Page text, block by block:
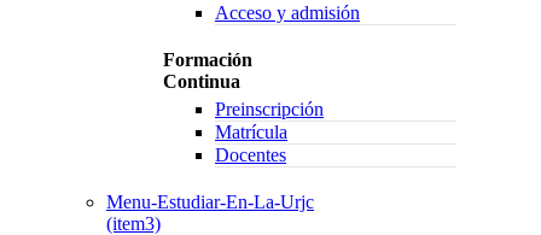
Acceso y admisión
Formación
Continua
Preinscripción
Matrícula
Docentes
Menu-Estudiar-En-La-Urjc
(item3)